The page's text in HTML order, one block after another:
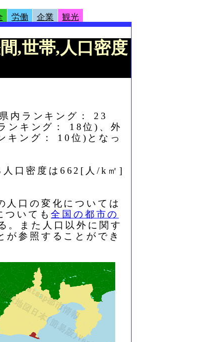
労働 企業 観光
,世帯,人口密度
内ランキング： 23
ンキング： 18位)、外
キング： 10位)となっ
人口密度は662[人/k㎡]
人口の変化については
ついても全国の都市の
。また人口以外に関す
が参照することができ